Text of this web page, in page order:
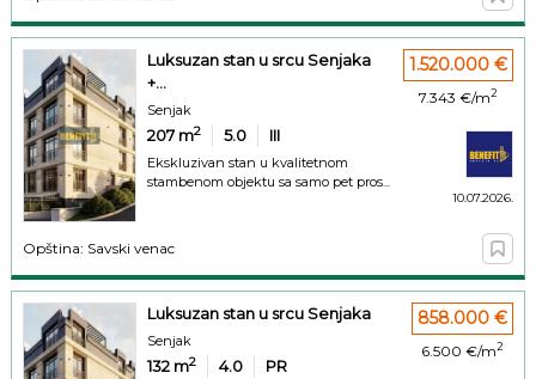
Luksuzan stan u srcu Senjaka
+...
Senjak
207 m2 5.0 III
Ekskluzivan stan u kvalitetnom
stambenom objektu sa samo pet pros...
1.520.000 €
7.343 €/m2
10.07.2026.
Opština: Savski venac
Luksuzan stan u srcu Senjaka
Senjak
132 m2 4.0 PR
858.000 €
6.500 €/m2